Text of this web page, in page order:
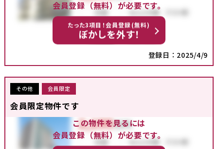
会員登録（無料）が必要です。
たった3項目！会員登録(無料)
ぼかしを外す！
登録日：2025/4/9
その他 会員限定
会員限定物件です
この物件を見るには
会員登録（無料）が必要です。